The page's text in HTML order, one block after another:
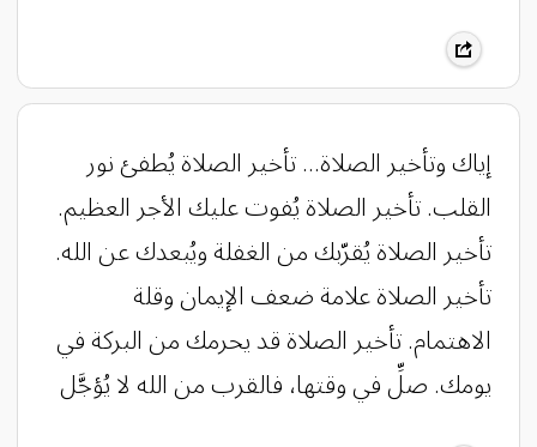
إياك وتأخير الصلاة… تأخير الصلاة يُطفئ نور
القلب. تأخير الصلاة يُفوت عليك الأجر العظيم.
تأخير الصلاة يُقرّبك من الغفلة ويُبعدك عن الله.
تأخير الصلاة علامة ضعف الإيمان وقلة
الاهتمام. تأخير الصلاة قد يحرمك من البركة في
يومك. صلِّ في وقتها، فالقرب من الله لا يُؤجَّل